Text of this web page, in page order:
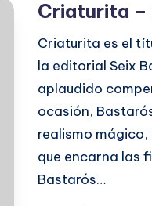
Criaturita –
Criaturita es el
la editorial Seix
aplaudido
ocasión,
realismo
que encarna las
Bastarós…